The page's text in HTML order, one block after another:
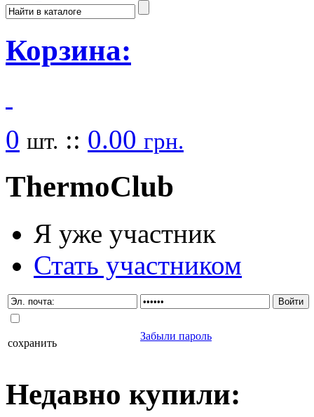
Корзина:
0 шт. :: 0.00 грн.
ThermoClub
Я уже участник
Стать участником
сохранить
Забыли пароль
Недавно купили: